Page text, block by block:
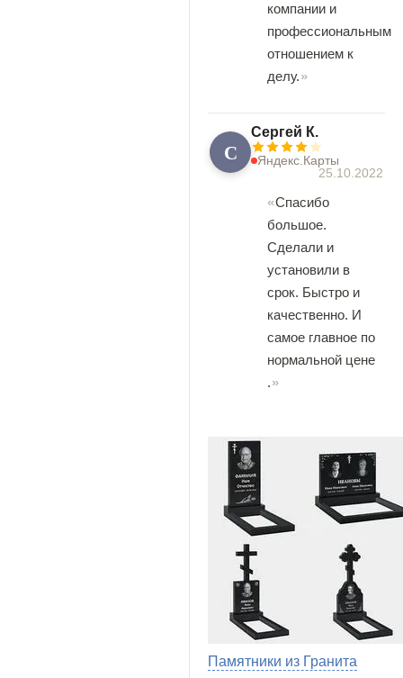
компании и
профессиональным
отношением к
делу.
С
Сергей К.
Яндекс.Карты
25.10.2022
Спасибо
большое.
Сделали и
установили в
срок. Быстро и
качественно. И
самое главное по
нормальной цене
.
Памятники из Гранита